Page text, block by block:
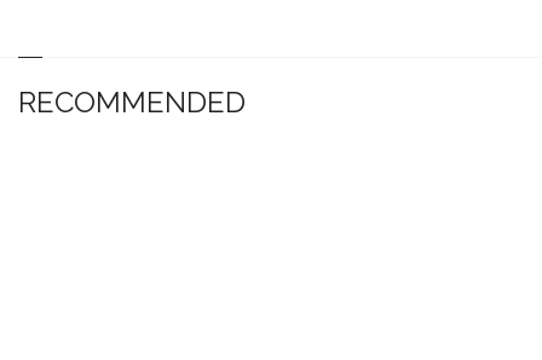
RECOMMENDED